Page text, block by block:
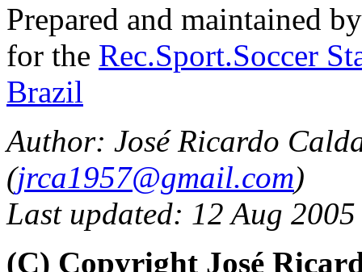
Prepared and maintained
for the Rec.Sport.Soccer
Brazil
Author: José Ricardo
(jrca1957@gmail.com)
Last updated: 12 Aug 2005
(C) Copyright José